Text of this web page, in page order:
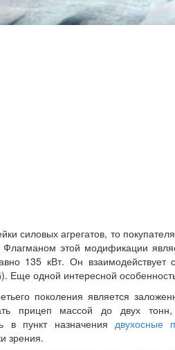
силовых агрегатов, то
этой модификации
135 кВт. Он
Еще одной интересной
поколения является
прицеп массой до двух
в пункт назначения двухосные
зрения.